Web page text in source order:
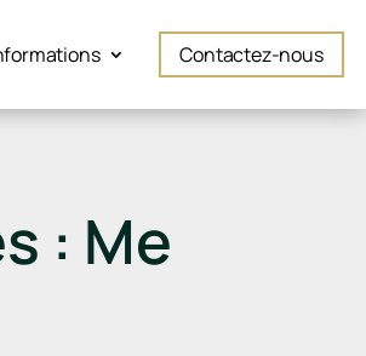
Contactez-nous
: Me